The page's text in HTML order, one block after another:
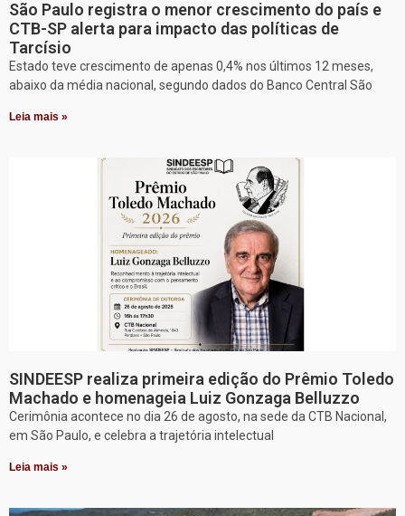
São Paulo registra o menor crescimento do país e
CTB-SP alerta para impacto das políticas de
Tarcísio
Estado teve crescimento de apenas 0,4% nos últimos 12 meses,
abaixo da média nacional, segundo dados do Banco Central São
Leia mais »
SINDEESP realiza primeira edição do Prêmio Toledo
Machado e homenageia Luiz Gonzaga Belluzzo
Cerimônia acontece no dia 26 de agosto, na sede da CTB Nacional,
em São Paulo, e celebra a trajetória intelectual
Leia mais »